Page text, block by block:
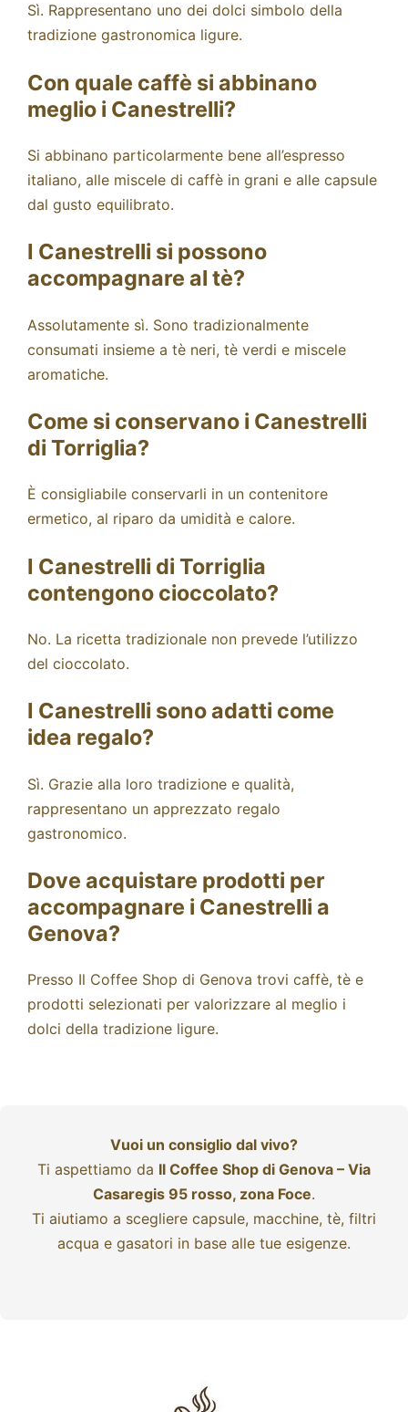
Sì. Rappresentano uno dei dolci simbolo della
tradizione gastronomica ligure.
Con quale caffè si abbinano
meglio i Canestrelli?
Si abbinano particolarmente bene all’espresso
italiano, alle miscele di caffè in grani e alle capsule
dal gusto equilibrato.
I Canestrelli si possono
accompagnare al tè?
Assolutamente sì. Sono tradizionalmente
consumati insieme a tè neri, tè verdi e miscele
aromatiche.
Come si conservano i Canestrelli
di Torriglia?
È consigliabile conservarli in un contenitore
ermetico, al riparo da umidità e calore.
I Canestrelli di Torriglia
contengono cioccolato?
No. La ricetta tradizionale non prevede l’utilizzo
del cioccolato.
I Canestrelli sono adatti come
idea regalo?
Sì. Grazie alla loro tradizione e qualità,
rappresentano un apprezzato regalo
gastronomico.
Dove acquistare prodotti per
accompagnare i Canestrelli a
Genova?
Presso Il Coffee Shop di Genova trovi caffè, tè e
prodotti selezionati per valorizzare al meglio i
dolci della tradizione ligure.
Vuoi un consiglio dal vivo?
Ti aspettiamo da Il Coffee Shop di Genova – Via
Casaregis 95 rosso, zona Foce.
Ti aiutiamo a scegliere capsule, macchine, tè, filtri
acqua e gasatori in base alle tue esigenze.